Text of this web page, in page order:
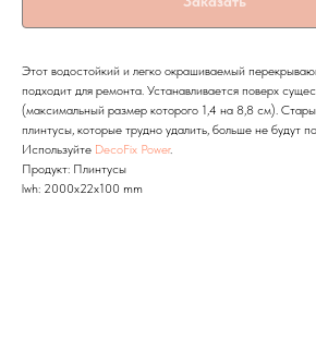
Этот водостойкий и легко окрашиваемый
подходит для ремонта. Устанавливается поверх
(максимальный размер которого 1,4 на 8,8 см).
плинтусы, которые трудно удалить, больше не будут
Используйте DecoFix Power.
Продукт: Плинтусы
lwh: 2000x22x100 mm